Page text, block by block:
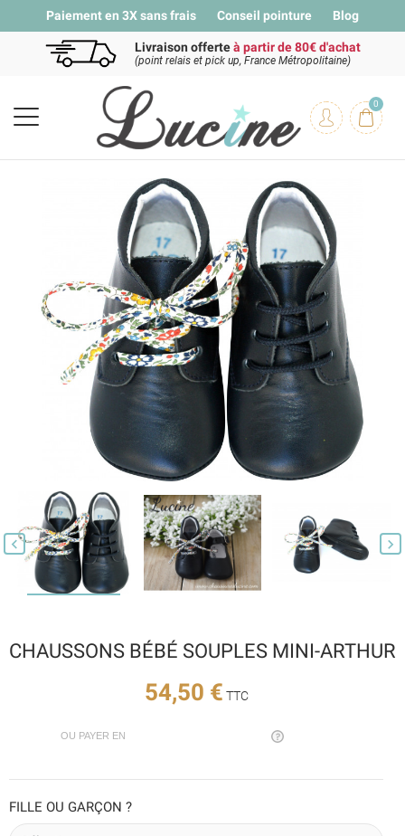
Paiement en 3X sans frais Conseil pointure Blog
Livraison offerteà partir de 80€ d'achat
(point relais et pick up, France Métropolitaine)
0
 
CHAUSSONS BÉBÉ SOUPLES MINI-ARTHUR
54,50 € TTC
OU PAYER EN
FILLE OU GARÇON ?